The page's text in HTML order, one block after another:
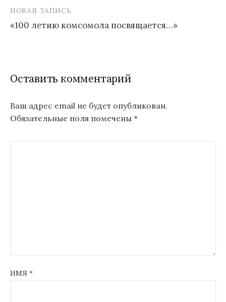
записям
НОВАЯ ЗАПИСЬ
«100 летию комсомола посвящается…»
Оставить комментарий
Ваш адрес email не будет опубликован.
Обязательные поля помечены *
ИМЯ *